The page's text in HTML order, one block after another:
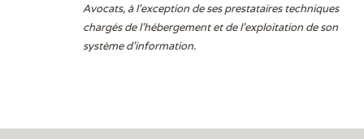
Avocats, à l’exception de ses prestataires techniques
chargés de l’hébergement et de l’exploitation de son
système d’information.